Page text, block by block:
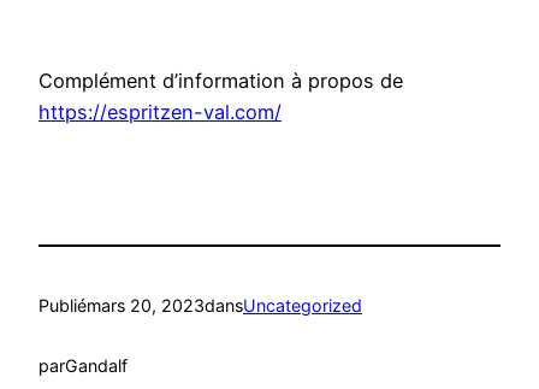
Complément d’information à propos de
https://espritzen-val.com/
Publiémars 20, 2023dansUncategorized
parGandalf